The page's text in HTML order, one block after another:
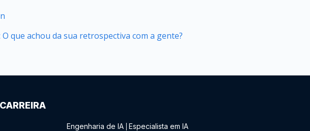
que achou da sua retrospectiva com a gente?
Engenharia de IA Especialista em IA